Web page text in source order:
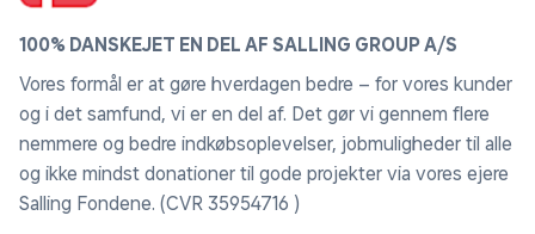
100% DANSKEJET EN DEL AF SALLING GROUP A/S
Vores formål er at gøre hverdagen bedre – for vores kunder
og i det samfund, vi er en del af. Det gør vi gennem flere
nemmere og bedre indkøbsoplevelser, jobmuligheder til alle
og ikke mindst donationer til gode projekter via vores ejere
Salling Fondene. (CVR 35954716 )